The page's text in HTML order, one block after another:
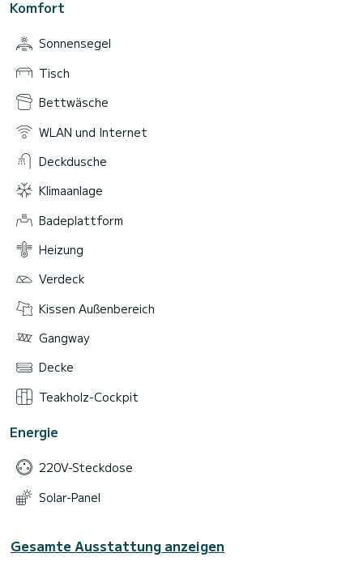
Komfort
Sonnensegel
Tisch
Bettwäsche
WLAN und Internet
Deckdusche
Klimaanlage
Badeplattform
Heizung
Verdeck
Kissen Außenbereich
Gangway
Decke
Teakholz-Cockpit
Energie
220V-Steckdose
Solar-Panel
Gesamte Ausstattung anzeigen